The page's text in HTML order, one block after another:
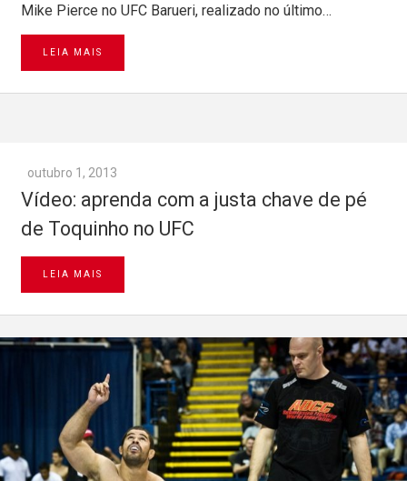
Mike Pierce no UFC Barueri, realizado no último…
LEIA MAIS
outubro 1, 2013
Vídeo: aprenda com a justa chave de pé
de Toquinho no UFC
LEIA MAIS